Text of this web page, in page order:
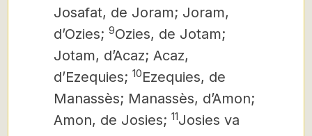
Josafat, de Joram; Joram,
d’Ozies; 9Ozies, de Jotam;
Jotam, d’Acaz; Acaz,
d’Ezequies; 10Ezequies, de
Manassès; Manassès, d’Amon;
Amon, de Josies; 11Josies va